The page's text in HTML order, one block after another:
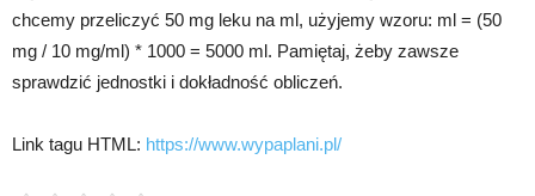
chcemy przeliczyć 50 mg leku na ml, użyjemy wzoru: ml = (50
mg / 10 mg/ml) * 1000 = 5000 ml. Pamiętaj, żeby zawsze
sprawdzić jednostki i dokładność obliczeń.
Link tagu HTML: https://www.wypaplani.pl/